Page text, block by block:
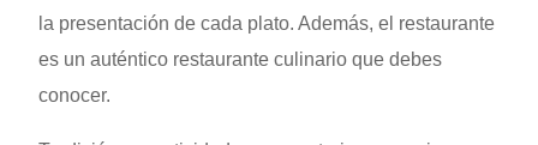
la presentación de cada plato. Además, el restaurante
es un auténtico restaurante culinario que debes
conocer.